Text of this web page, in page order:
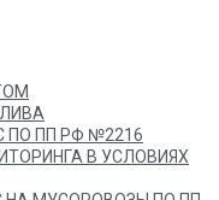
ПО ПП РФ №2216
В УСЛОВИЯХ